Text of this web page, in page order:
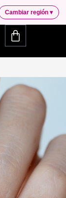
Cambiar región ▾